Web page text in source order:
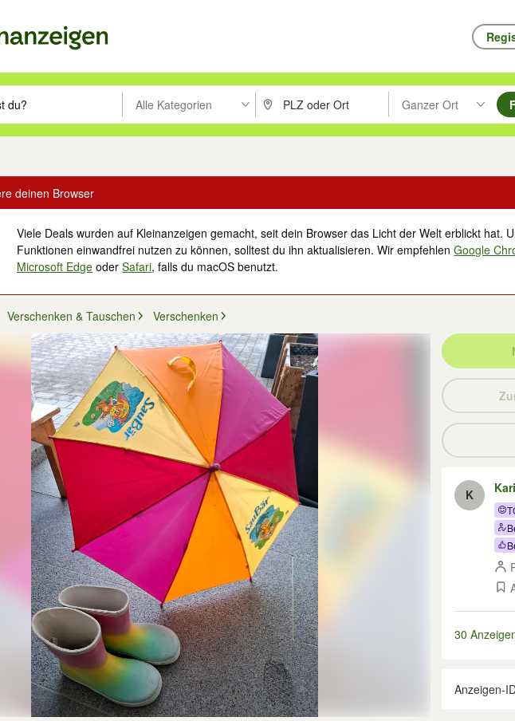
Eingabetaste drücken um zu suchen, oder Vorschläge mit den Pfeiltasten nach oben/unten
Alle Kategorien PLZ oder Ort eingeben. Eingabetaste drücken
Ganzer Ort
Suche im Umkreis des
deinen Browser
Viele Deals wurden auf Kleinanzeigen gemacht, seit dein Browser das Licht der Welt erblickt hat.
Funktionen einwandfrei nutzen zu können, solltest du ihn aktualisieren. Wir empfehlenGoogle
Microsoft Edge oderSafari, falls du macOS benutzt.
Verschenken & Tauschen Verschenken
K
30
Anzeigen-